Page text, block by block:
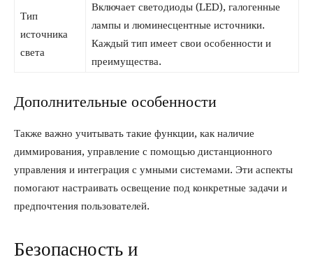
Тип
источника
света
Включает светодиоды (LED), галогенные
лампы и люминесцентные источники.
Каждый тип имеет свои особенности и
преимущества.
Дополнительные особенности
Также важно учитывать такие функции, как наличие
диммирования, управление с помощью дистанционного
управления и интеграция с умными системами. Эти аспекты
помогают настраивать освещение под конкретные задачи и
предпочтения пользователей.
Безопасность и